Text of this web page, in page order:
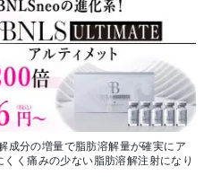
成分の増量で脂肪溶解量が確実にア
く痛みの少ない脂肪溶解注射になり